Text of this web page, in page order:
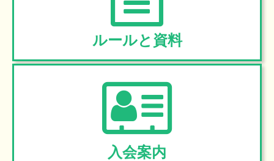
ルールと資料
入会案内